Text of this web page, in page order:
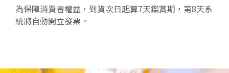
為保障消費者權益，到貨次日起算7天鑑賞期，第8天系
統將自動開立發票。